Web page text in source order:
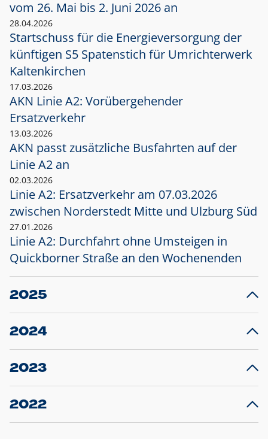
vom 26. Mai bis 2. Juni 2026 an
28.04.2026
Startschuss für die Energieversorgung der
künftigen S5 Spatenstich für Umrichterwerk
Kaltenkirchen
17.03.2026
AKN Linie A2: Vorübergehender
Ersatzverkehr
13.03.2026
AKN passt zusätzliche Busfahrten auf der
Linie A2 an
02.03.2026
Linie A2: Ersatzverkehr am 07.03.2026
zwischen Norderstedt Mitte und Ulzburg Süd
27.01.2026
Linie A2: Durchfahrt ohne Umsteigen in
Quickborner Straße an den Wochenenden
2025
23.12.2025
Projekt S5: Start der Bauarbeiten am
2024
10.12.2024
Großprojekt S5: Sperrung der Bahnstraße in
2023
20.12.2023
Schleswig-Holstein verlängert den
2022
22.12.2022